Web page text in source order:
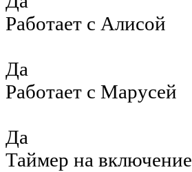
Работает с Алисой
Да
Работает с Марусей
Да
Таймер на включение